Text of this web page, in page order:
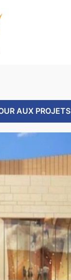
AUX PROJETS